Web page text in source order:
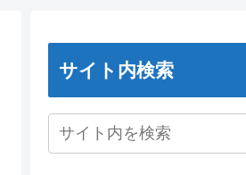
サイト内検索